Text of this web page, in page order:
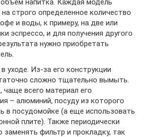
на строго определенное количество
и воды, к примеру, на две или
эспрессо, и для получения другого
нужно приобретать
уходе. Из-за его конструкции
сложно тщательно вымыть.
чаще всего материал его
– алюминий, посуду из которого
в посудомойке (а еще использовать
плите). Также периодически
заменять фильтр и прокладку, так